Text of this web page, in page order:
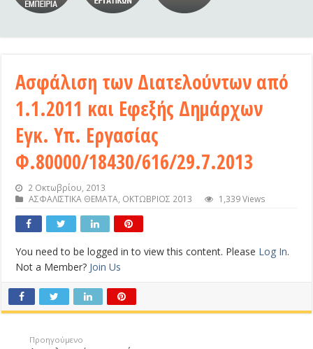
Ασφάλιση των Διατελούντων από
1.1.2011 και Εφεξής Δημάρχων
Εγκ. Υπ. Εργασίας
Φ.80000/18430/616/29.7.2013
2 Οκτωβρίου, 2013
ΑΣΦΑΛΙΣΤΙΚΑ ΘΕΜΑΤΑ, ΟΚΤΩΒΡΙΟΣ 2013 1,339 Views
You need to be logged in to view this content. Please Log In.
Not a Member? Join Us
Προηγούμενο